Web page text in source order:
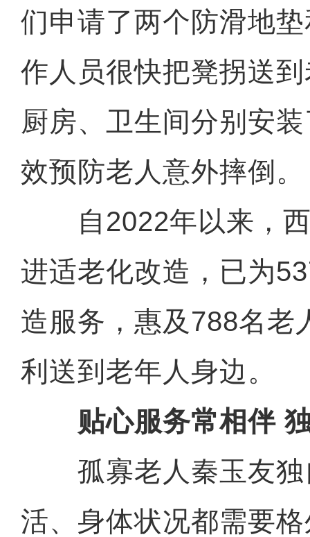
们申请了两个防滑地
作人员很快把凳拐送
厨房、卫生间分别安
效预防老人意外摔倒。
自2022年以来，西
进适老化改造，已为
造服务，惠及788名老
利送到老年人身边。
贴心服务常相伴 独
孤寡老人秦玉友独
活、身体状况都需要